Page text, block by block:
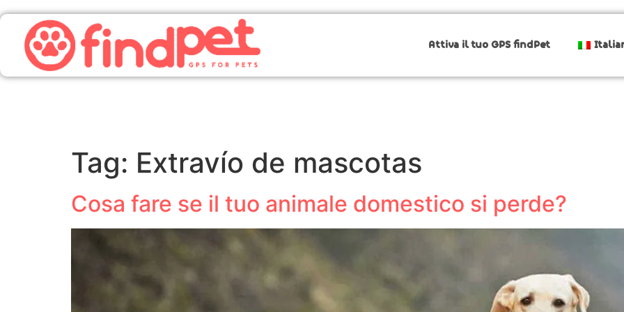
Attiva il tuo GPS findPet
Tag: Extravío de mascotas
Cosa fare se il tuo animale domestico si perde?